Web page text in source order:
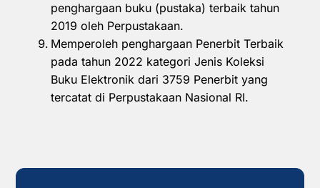
penghargaan buku (pustaka) terbaik tahun
2019 oleh Perpustakaan.
Memperoleh penghargaan Penerbit Terbaik
pada tahun 2022 kategori Jenis Koleksi
Buku Elektronik dari 3759 Penerbit yang
tercatat di Perpustakaan Nasional RI.